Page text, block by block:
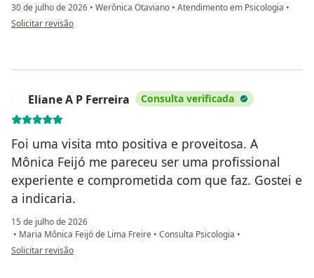
30 de julho de 2026 • Werônica Otaviano • Atendimento em Psicologia •
na opinião do utilizador Nina Magalhães Melo
Solicitar revisão
Eliane A P Ferreira Consulta verificada
Foi uma visita mto positiva e proveitosa. A
Mônica Feijó me pareceu ser uma profissional
experiente e comprometida com que faz. Gostei e
a indicaria.
15 de julho de 2026
• Maria Mônica Feijó de Lima Freire • Consulta Psicologia •
na opinião do utilizador Eliane A P Ferreira
Solicitar revisão